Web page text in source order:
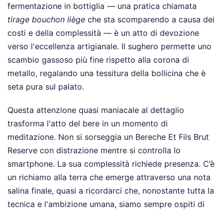
fermentazione in bottiglia — una pratica chiamata
tirage bouchon liège che sta scomparendo a causa dei
costi e della complessità — è un atto di devozione
verso l'eccellenza artigianale. Il sughero permette uno
scambio gassoso più fine rispetto alla corona di
metallo, regalando una tessitura della bollicina che è
seta pura sul palato.
Questa attenzione quasi maniacale al dettaglio
trasforma l'atto del bere in un momento di
meditazione. Non si sorseggia un Bereche Et Fils Brut
Reserve con distrazione mentre si controlla lo
smartphone. La sua complessità richiede presenza. C’è
un richiamo alla terra che emerge attraverso una nota
salina finale, quasi a ricordarci che, nonostante tutta la
tecnica e l'ambizione umana, siamo sempre ospiti di